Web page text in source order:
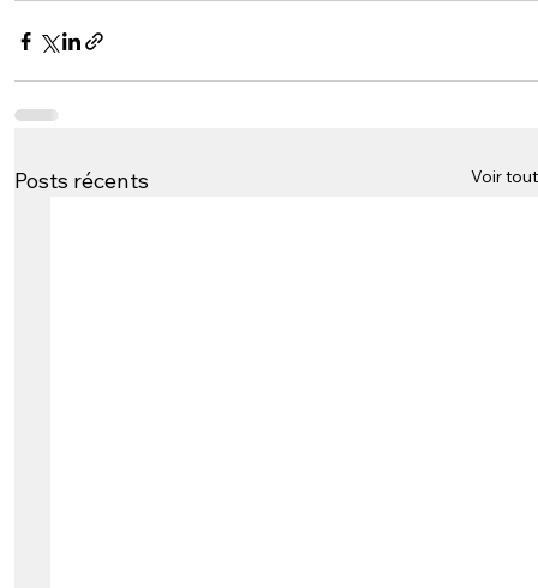
Posts récents Voir tout